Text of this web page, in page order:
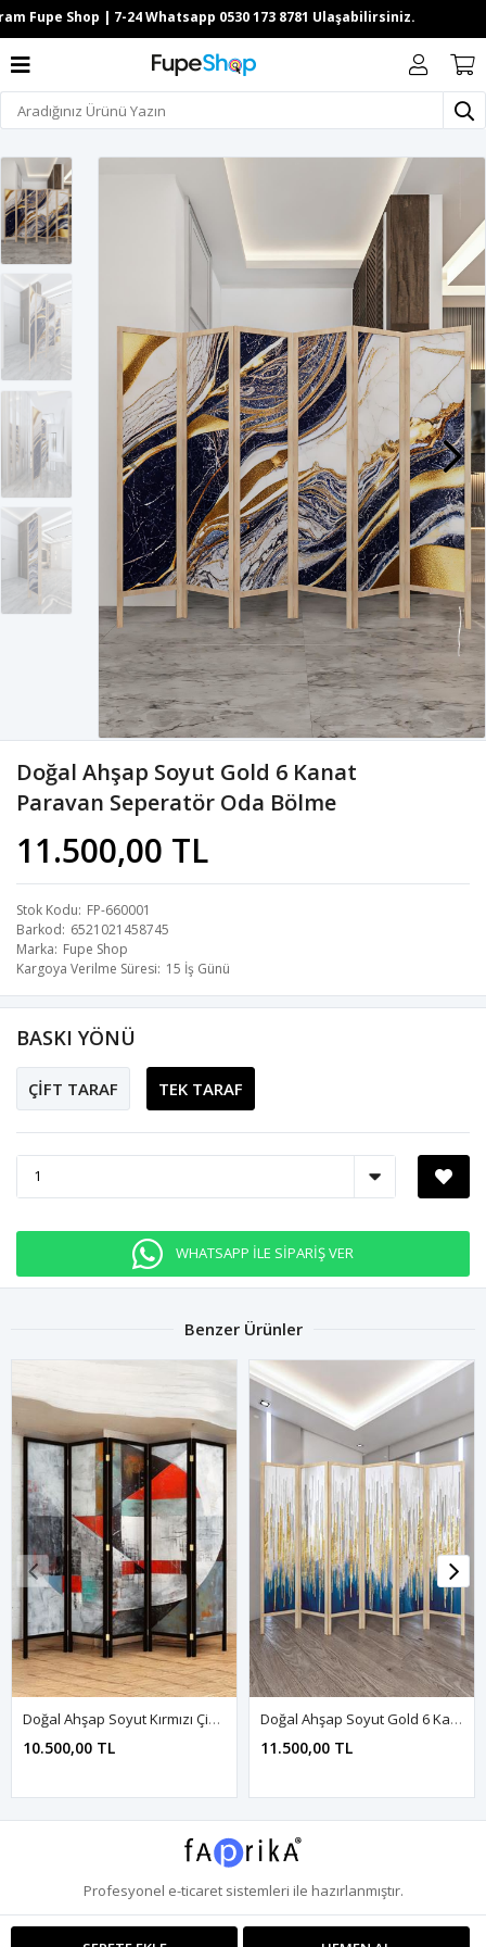
Doğal Ahşap Soyut Gold 6 Kanat
Paravan Seperatör Oda Bölme
11.500,00 TL
Stok Kodu FP-660001
Barkod 6521021458745
Marka Fupe Shop
Kargoya Verilme Süresi 15 İş Günü
BASKI YÖNÜ
ÇİFT TARAF TEK TARAF
WHATSAPP İLE SİPARİŞ VER
Benzer Ürünler
Doğal Ahşap Soyut Kırmızı Çizgisel Baskılı 5 Kanat Paravan Seperatör Oda Bölme
10.500,00 TL
Doğal Ahşap Soyut Gold 6 Kanat Paravan Seperatör Oda Bölme
11.500,00 TL
Profesyonel e-ticaretsistemleri ile hazırlanmıştır.